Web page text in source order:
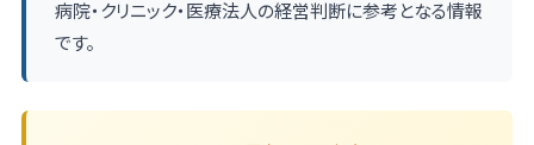
病院・クリニック・医療法人の経営判断に参考となる情報
です。